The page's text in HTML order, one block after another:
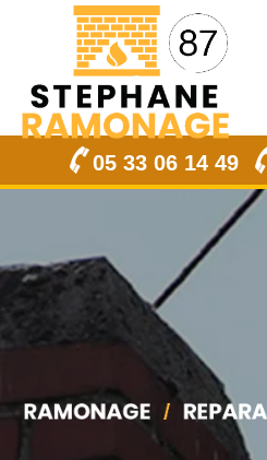
05 33 06 14 49